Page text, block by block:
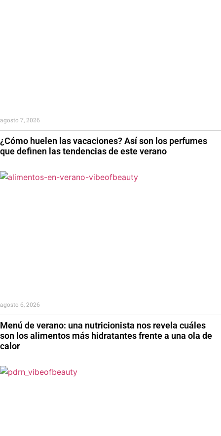
¿Cómo huelen las vacaciones? Así son los perfumes
que definen las tendencias de este verano
agosto 7, 2026
Menú de verano: una nutricionista nos revela cuáles
son los alimentos más hidratantes frente a una ola de
calor
agosto 6, 2026